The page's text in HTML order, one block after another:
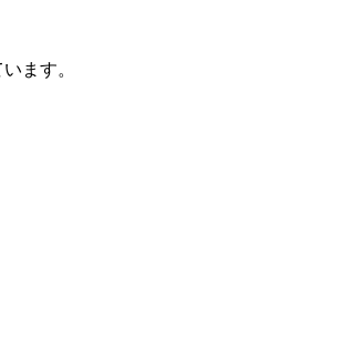
ます。